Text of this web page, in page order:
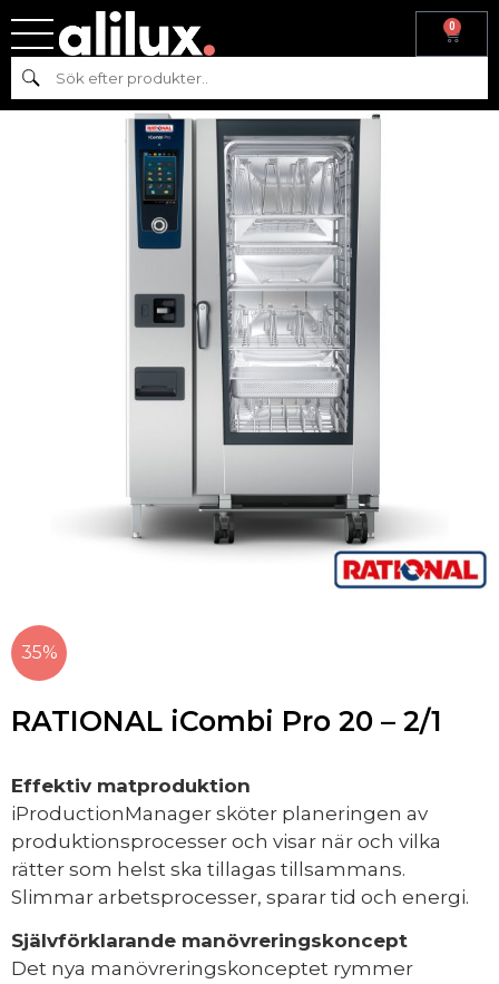
0
Sök
Hem
Pro/ RATIONAL iCombi Pro 20 – 2/1
35%
RATIONAL iCombi Pro 20 – 2/1
Effektiv matproduktion
iProductionManager sköter planeringen av
produktionsprocesser och visar när och vilka
rätter som helst ska tillagas tillsammans.
Slimmar arbetsprocesser, sparar tid och energi.
Självförklarande manövreringskoncept
Det nya manövreringskonceptet rymmer